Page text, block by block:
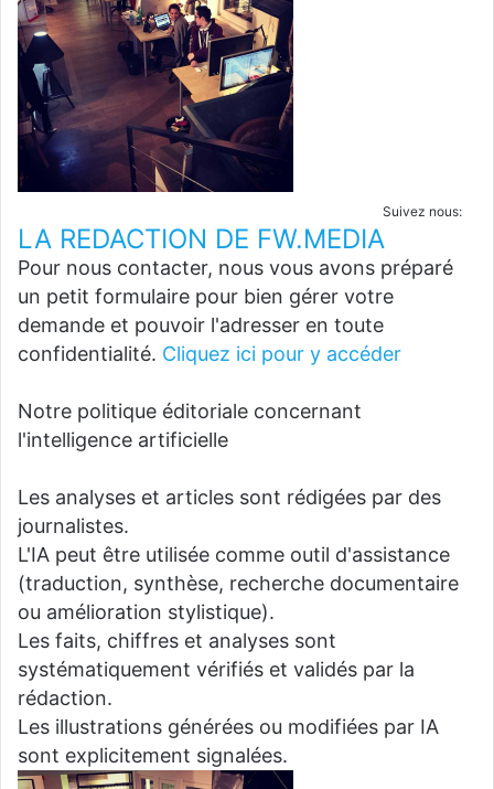
Suivez nous:
LA REDACTION DE FW.MEDIA
Pour nous contacter, nous vous avons préparé
un petit formulaire pour bien gérer votre
demande et pouvoir l'adresser en toute
confidentialité. Cliquez ici pour y accéder
Notre politique éditoriale concernant
l'intelligence artificielle
Les analyses et articles sont rédigées par des
journalistes.
L'IA peut être utilisée comme outil d'assistance
(traduction, synthèse, recherche documentaire
ou amélioration stylistique).
Les faits, chiffres et analyses sont
systématiquement vérifiés et validés par la
rédaction.
Les illustrations générées ou modifiées par IA
sont explicitement signalées.